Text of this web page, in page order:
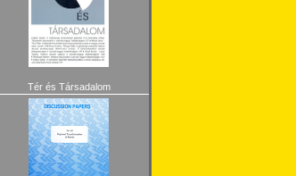
Tér és Társadalom